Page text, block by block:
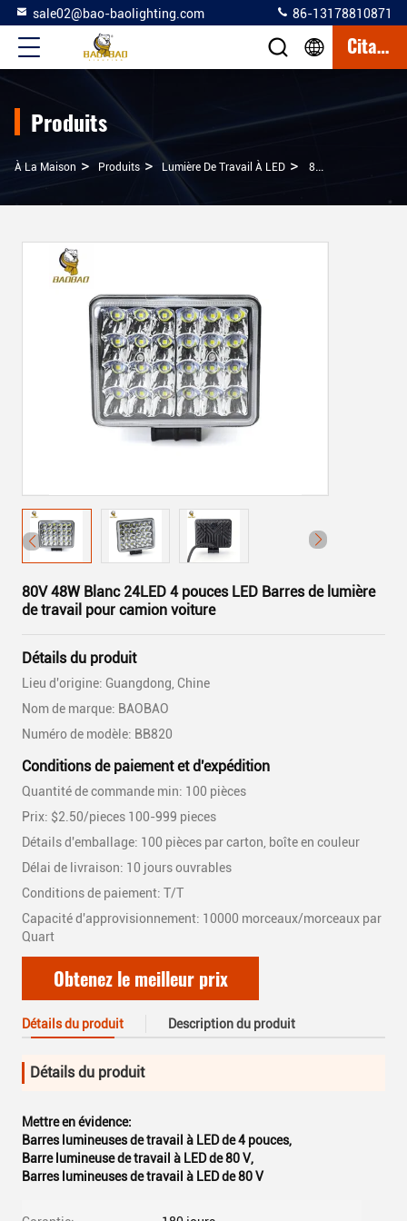
sale02@bao-baolighting.com 86-13178810871
Citation
Produits
À La Maison > Produits > Lumière De Travail À LED > 80V 48W Blanc 24LED 4 Pouces LED Barres De Lumière De Travail Pour Camion Voiture
80V 48W Blanc 24LED 4 pouces LED Barres de lumière
de travail pour camion voiture
Détails du produit
Lieu d'origine: Guangdong, Chine
Nom de marque: BAOBAO
Numéro de modèle: BB820
Conditions de paiement et d'expédition
Quantité de commande min: 100 pièces
Prix: $2.50/pieces 100-999 pieces
Détails d'emballage: 100 pièces par carton, boîte en couleur
Délai de livraison: 10 jours ouvrables
Conditions de paiement: T/T
Capacité d'approvisionnement: 10000 morceaux/morceaux par
Quart
Obtenez le meilleur prix
Détails du produit Description du produit
Détails du produit
Mettre en évidence:
Barres lumineuses de travail à LED de 4 pouces,
Barre lumineuse de travail à LED de 80 V,
Barres lumineuses de travail à LED de 80 V